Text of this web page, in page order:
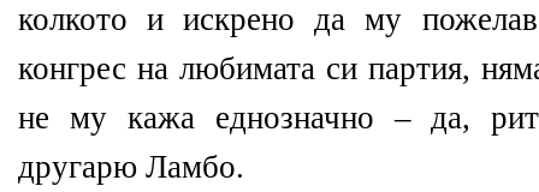
колкото и искрено да му
конгрес на любимата си партия,
не му кажа еднозначно – да,
другарю Ламбо.